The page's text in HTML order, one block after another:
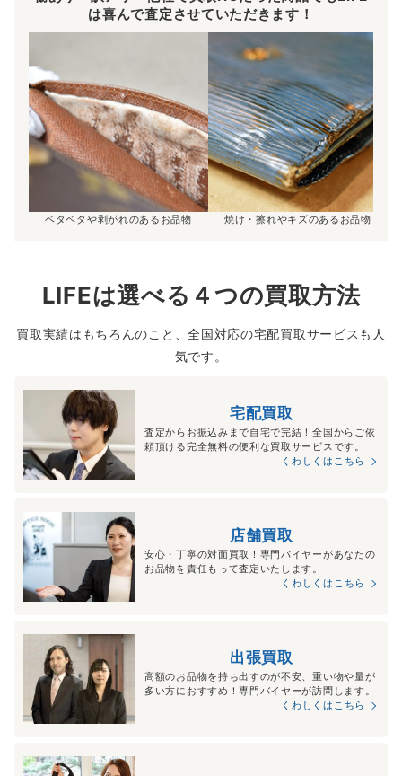
は喜んで査定させていただきます！
ベタベタや剥がれのあるお品物 焼け・擦れやキズのあるお品物
LIFEは選べる４つの買取方法
買取実績はもちろんのこと、全国対応の宅配買取サービスも人
気です。
宅配買取
査定からお振込みまで自宅で完結！全国からご依
頼頂ける完全無料の便利な買取サービスです。
くわしくはこちら
店舗買取
安心・丁寧の対面買取！専門バイヤーがあなたの
お品物を責任もって査定いたします。
くわしくはこちら
出張買取
高額のお品物を持ち出すのが不安、重い物や量が
多い方におすすめ！専門バイヤーが訪問します。
くわしくはこちら